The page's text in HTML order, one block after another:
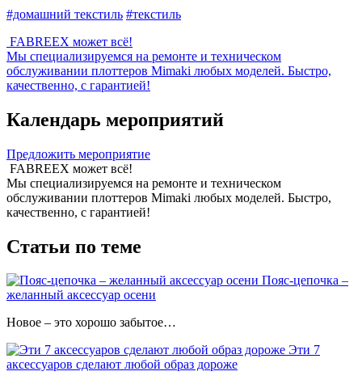
#домашний текстиль #текстиль
FABREEX может всё!
Мы специализируемся на ремонте и техническом
обслуживании плоттеров Mimaki любых моделей. Быстро,
качественно, с гарантией!
Календарь мероприятий
Предложить мероприятие
FABREEX может всё!
Мы специализируемся на ремонте и техническом
обслуживании плоттеров Mimaki любых моделей. Быстро,
качественно, с гарантией!
Статьи по теме
Пояс-цепочка –
желанный аксессуар осени
Новое – это хорошо забытое…
Эти 7
аксессуаров сделают любой образ дороже